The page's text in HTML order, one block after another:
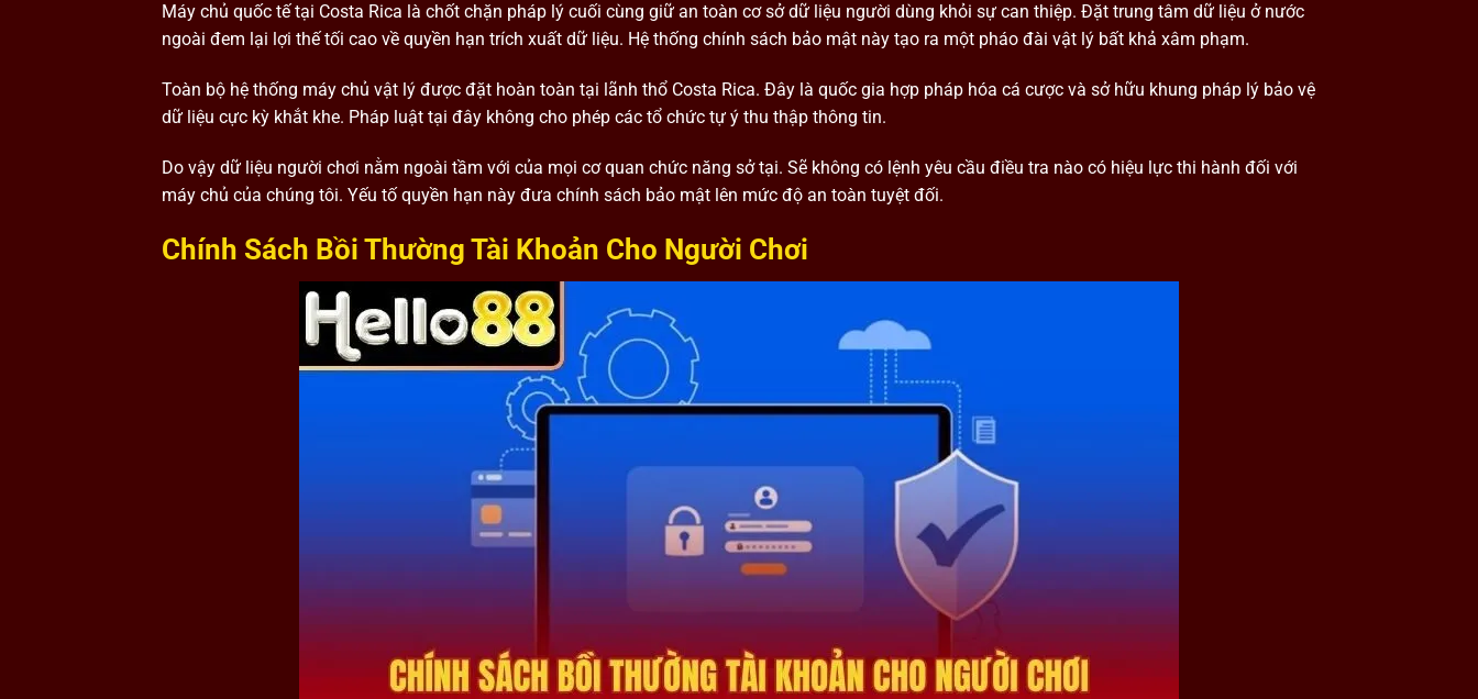
Máy chủ quốc tế tại Costa Rica là chốt chặn pháp lý cuối cùng giữ an toàn cơ sở dữ liệu người dùng khỏi sự can thiệp. Đặt trung tâm dữ liệu ở nước
ngoài đem lại lợi thế tối cao về quyền hạn trích xuất dữ liệu. Hệ thống chính sách bảo mật này tạo ra một pháo đài vật lý bất khả xâm phạm.
Toàn bộ hệ thống máy chủ vật lý được đặt hoàn toàn tại lãnh thổ Costa Rica. Đây là quốc gia hợp pháp hóa cá cược và sở hữu khung pháp lý bảo vệ
dữ liệu cực kỳ khắt khe. Pháp luật tại đây không cho phép các tổ chức tự ý thu thập thông tin.
Do vậy dữ liệu người chơi nằm ngoài tầm với của mọi cơ quan chức năng sở tại. Sẽ không có lệnh yêu cầu điều tra nào có hiệu lực thi hành đối với
máy chủ của chúng tôi. Yếu tố quyền hạn này đưa chính sách bảo mật lên mức độ an toàn tuyệt đối.
Chính Sách Bồi Thường Tài Khoản Cho Người Chơi